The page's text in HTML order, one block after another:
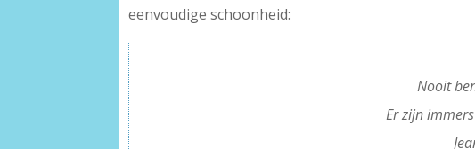
eenvoudige schoonheid:
————————————————- –Nooit
————————————————Er zijn
——————————————————— —